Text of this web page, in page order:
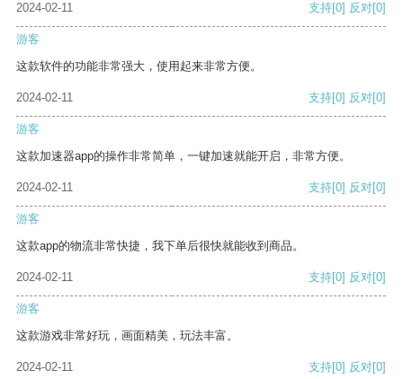
2024-02-11 支持[0] 反对[0]
游客
这款软件的功能非常强大，使用起来非常方便。
2024-02-11 支持[0] 反对[0]
游客
这款加速器app的操作非常简单，一键加速就能开启，非常方便。
2024-02-11 支持[0] 反对[0]
游客
这款app的物流非常快捷，我下单后很快就能收到商品。
2024-02-11 支持[0] 反对[0]
游客
这款游戏非常好玩，画面精美，玩法丰富。
2024-02-11 支持[0] 反对[0]